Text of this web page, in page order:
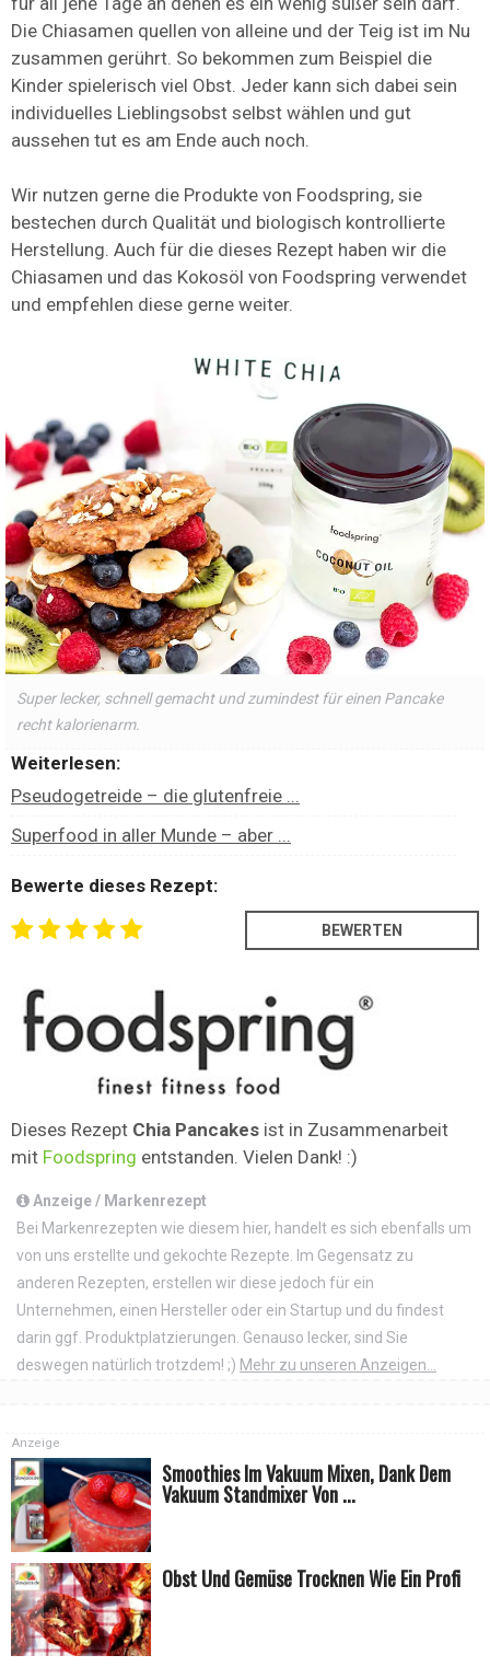
Die Chiasamen quellen von alleine und der Teig ist im Nu
zusammen gerührt. So bekommen zum Beispiel die
Kinder spielerisch viel Obst. Jeder kann sich dabei sein
individuelles Lieblingsobst selbst wählen und gut
aussehen tut es am Ende auch noch.
Wir nutzen gerne die Produkte von Foodspring, sie
bestechen durch Qualität und biologisch kontrollierte
Herstellung. Auch für die dieses Rezept haben wir die
Chiasamen und das Kokosöl von Foodspring verwendet
und empfehlen diese gerne weiter.
Super lecker, schnell gemacht und zumindest für einen Pancake
recht kalorienarm.
Weiterlesen:
Pseudogetreide – die glutenfreie ...
Superfood in aller Munde – aber ...
Bewerte dieses Rezept:
Dieses Rezept Chia Pancakes ist in Zusammenarbeit
mit Foodspring entstanden. Vielen Dank! :)
Anzeige / Markenrezept
Bei Markenrezepten wie diesem hier, handelt es sich ebenfalls um
von uns erstellte und gekochte Rezepte. Im Gegensatz zu
anderen Rezepten, erstellen wir diese jedoch für ein
Unternehmen, einen Hersteller oder ein Startup und du findest
darin ggf. Produktplatzierungen. Genauso lecker, sind Sie
deswegen natürlich trotzdem! ;) Mehr zu unseren Anzeigen...
Smoothies Im Vakuum Mixen, Dank Dem
Vakuum Standmixer Von ...
Obst Und Gemüse Trocknen Wie Ein Profi
Anzeige